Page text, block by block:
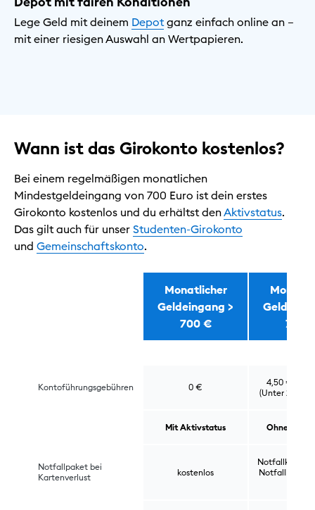
Lege Geld mit deinem Depotganz einfach online an –
mit einer riesigen Auswahl an Wertpapieren.
Wann ist das Girokonto kostenlos?
Bei einem regelmäßigen monatlichen
Mindestgeldeingang von 700 Euro ist dein erstes
Girokonto kostenlos und du erhältst denAktivstatus.
Das gilt auch für unser Studenten-Girokonto
und Gemeinschaftskonto.
Wann ist das Girokonto kostenlos?
Monatlicher
Geldeingang >
700 €
700
Kontoführungsgebühren 0 €
4,50 € pro
(Unter 28
Mit Aktivstatus Ohne
Notfallpaket bei
Kartenverlust
kostenlos
Notfallkarte